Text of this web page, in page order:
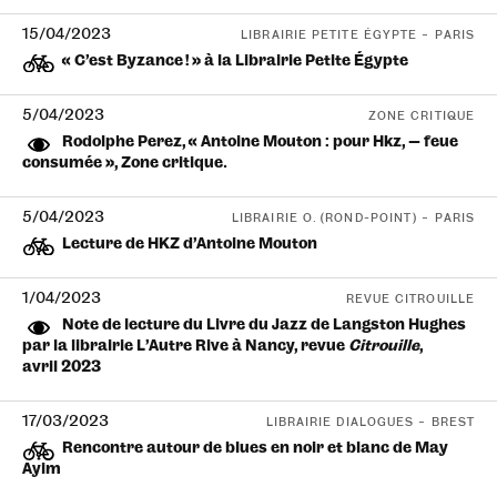
15/04/2023
« C’est Byzance ! » à la Librairie Petite Égypte
LIBRAIRIE PETITE ÉGYPTE – PARIS
5/04/2023
Rodolphe Perez, « Antoine Mouton : pour Hkz, — feue
consumée », Zone critique.
ZONE CRITIQUE
5/04/2023
Lecture de HKZ d’Antoine Mouton
LIBRAIRIE O. (ROND-POINT) – PARIS
1/04/2023
Note de lecture du Livre du Jazz de Langston Hughes
par la librairie L’Autre Rive à Nancy, revue Citrouille,
avril 2023
REVUE CITROUILLE
17/03/2023
Rencontre autour de blues en noir et blanc de May
Ayim
LIBRAIRIE DIALOGUES – BREST